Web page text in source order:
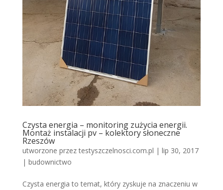
Czysta energia – monitoring zużycia energii.
Montaż instalacji pv – kolektory słoneczne
Rzeszów
utworzone przeztestyszczelnosci.com.pl | lip 30, 2017
| budownictwo
Czysta energia to temat, który zyskuje na znaczeniu w